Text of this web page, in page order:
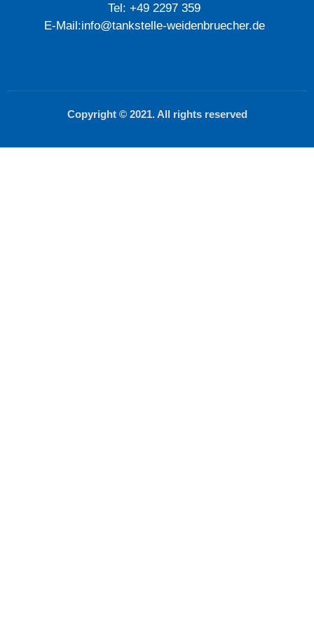
Tel: +49 2297 359
E-Mail:info@tankstelle-weidenbruecher.de
Copyright © 2021. All rights reserved